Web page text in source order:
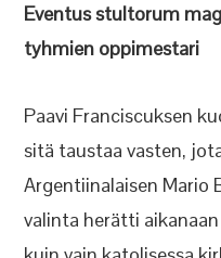
Eventus stultorum
tyhmien oppimestari
Paavi Franciscuksen
sitä taustaa vasten,
Argentiinalaisen
valinta herätti